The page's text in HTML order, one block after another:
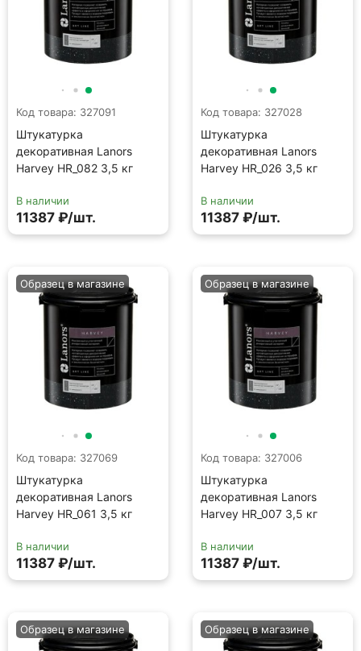
Код товара: 327091
Штукатурка
декоративная Lanors
Harvey HR_082 3,5 кг
В наличии
11387 ₽/шт.
Код товара: 327028
Штукатурка
декоративная Lanors
Harvey HR_026 3,5 кг
В наличии
11387 ₽/шт.
Код товара: 327069
Штукатурка
декоративная Lanors
Harvey HR_061 3,5 кг
Образец в магазине
В наличии
11387 ₽/шт.
Код товара: 327006
Штукатурка
декоративная Lanors
Harvey HR_007 3,5 кг
Образец в магазине
В наличии
11387 ₽/шт.
Образец в магазине Образец в магазине